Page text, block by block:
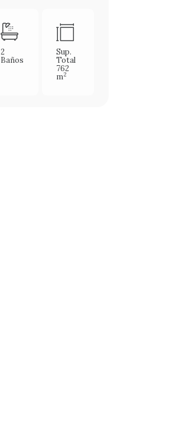
2
Baños
Sup.
Total
762
m2